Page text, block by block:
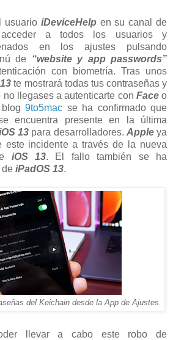
usuario iDeviceHelp en su canal de
a todos los usuarios y
en los ajustes pulsando
de “website y app passwords”
con biometría. Tras unos
te mostrará todas tus contraseñas y
no llegases a autenticarte con Faceo
blog9to5mac se ha confirmado que
encuentra presente en la última
13 para desarrolladores. Appleya
este incidente a través de la nueva
iOS 13. El fallo también se ha
de iPadOS 13.
del Keichain desde la App de Ajustes.
llevar a cabo este robo de